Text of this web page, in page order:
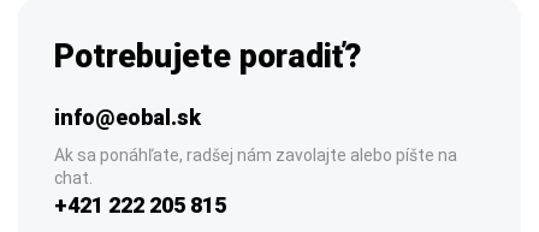
Potrebujete poradiť?
info@eobal.sk
Ak sa ponáhľate, radšej nám zavolajte alebo píšte na
chat.
+421 222 205 815